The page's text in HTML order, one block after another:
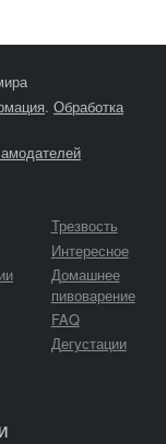
. Обработка
Трезвость
Интересное
Домашнее
пивоварение
FAQ
Дегустации